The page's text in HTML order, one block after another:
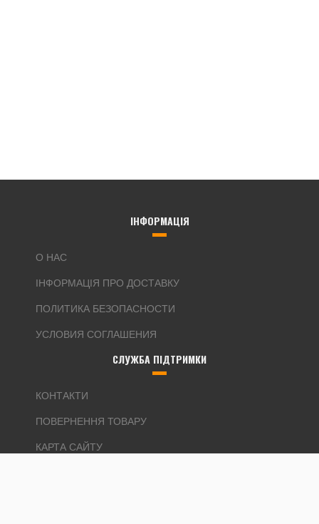
ІНФОРМАЦІЯ
О НАС
ІНФОРМАЦІЯ ПРО ДОСТАВКУ
ПОЛИТИКА БЕЗОПАСНОСТИ
УСЛОВИЯ СОГЛАШЕНИЯ
СЛУЖБА ПІДТРИМКИ
КОНТАКТИ
ПОВЕРНЕННЯ ТОВАРУ
КАРТА САЙТУ